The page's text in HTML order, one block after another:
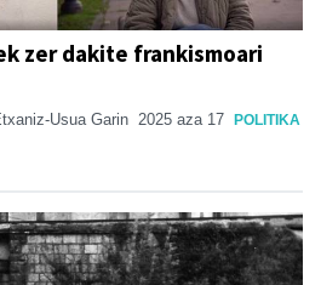
zer dakite frankismoari
Usua Garin 2025 aza 17 POLITIKA